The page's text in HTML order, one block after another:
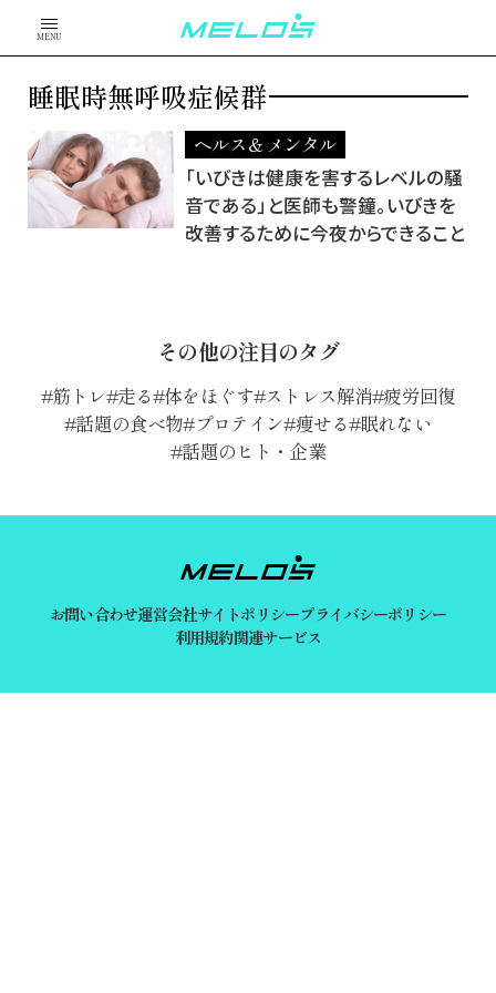
MENU
睡眠時無呼吸症候群
ヘルス＆メンタル
「いびきは健康を害するレベルの騒
音である」と医師も警鐘。いびきを
改善するために今夜からできること
その他の注目のタグ
筋トレ 走る 体をほぐす ストレス解消 疲労回復
話題の食べ物 プロテイン 痩せる 眠れない
話題のヒト・企業
お問い合わせ運営会社サイトポリシープライバシーポリシー
利用規約関連サービス